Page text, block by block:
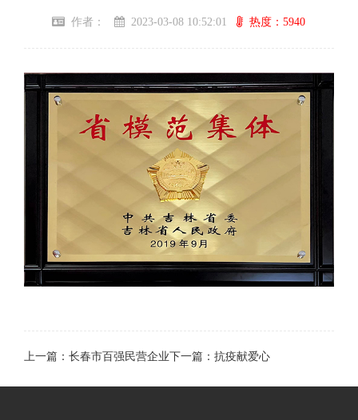
作者： 2023-03-08 10:52:01 热度：5940
上一篇：长春市百强民营企业下一篇：抗疫献爱心